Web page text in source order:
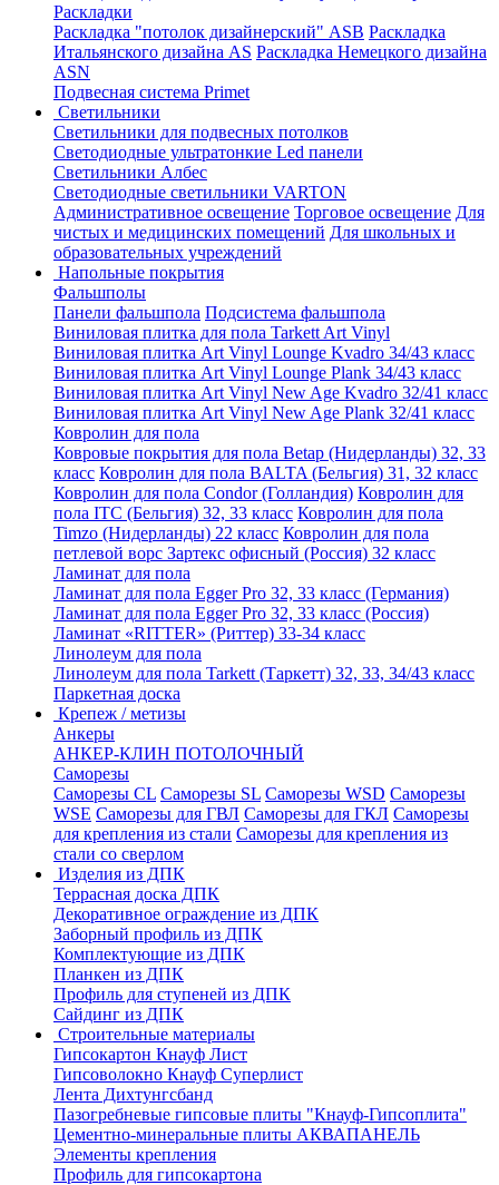
Раскладки
Раскладка "потолок дизайнерский" ASB Раскладка
Итальянского дизайна AS Раскладка Немецкого дизайна
АSN
Подвесная система Primet
Светильники
Светильники для подвесных потолков
Светодиодные ультратонкие Led панели
Светильники Албес
Светодиодные светильники VARTON
Административное освещение Торговое освещение Для
чистых и медицинских помещений Для школьных и
образовательных учреждений
Напольные покрытия
Фальшполы
Панели фальшпола Подсистема фальшпола
Виниловая плитка для пола Tarkett Art Vinyl
Виниловая плитка Art Vinyl Lounge Kvadro 34/43 класс
Виниловая плитка Art Vinyl Lounge Plank 34/43 класс
Виниловая плитка Art Vinyl New Age Kvadro 32/41 класс
Виниловая плитка Art Vinyl New Age Plank 32/41 класс
Ковролин для пола
Ковровые покрытия для пола Betap (Нидерланды) 32, 33
класс Ковролин для пола BALTA (Бельгия) 31, 32 класс
Ковролин для пола Condor (Голландия) Ковролин для
пола ITC (Бельгия) 32, 33 класс Ковролин для пола
Timzo (Нидерланды) 22 класс Ковролин для пола
петлевой ворс Зартекс офисный (Россия) 32 класс
Ламинат для пола
Ламинат для пола Egger Pro 32, 33 класс (Германия)
Ламинат для пола Egger Pro 32, 33 класс (Россия)
Ламинат «RITTER» (Риттер) 33-34 класс
Линолеум для пола
Линолеум для пола Tarkett (Таркетт) 32, 33, 34/43 класс
Паркетная доска
Крепеж / метизы
Анкеры
АНКЕР-КЛИН ПОТОЛОЧНЫЙ
Саморезы
Саморезы CL Саморезы SL Саморезы WSD Саморезы
WSE Саморезы для ГВЛ Саморезы для ГКЛ Саморезы
для крепления из стали Саморезы для крепления из
стали со сверлом
Изделия из ДПК
Террасная доска ДПК
Декоративное ограждение из ДПК
Заборный профиль из ДПК
Комплектующие из ДПК
Планкен из ДПК
Профиль для ступеней из ДПК
Сайдинг из ДПК
Строительные материалы
Гипсокартон Кнауф Лист
Гипсоволокно Кнауф Суперлист
Лента Дихтунгсбанд
Пазогребневые гипсовые плиты "Кнауф-Гипсоплита"
Цементно-минеральные плиты АКВАПАНЕЛЬ
Элементы крепления
Профиль для гипсокартона